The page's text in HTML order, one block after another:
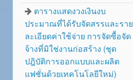
ตารางแสดงวงเงินงบ
ประมาณที่ได้รับจัดสรรและราย
ละเอียดค่าใช้จ่าย การจัดซื้อจัด
จ้างที่มิใช่งานก่อสร้าง (ชุด
ปฎิบัติการออกแบบและผลิต
แฟชั่นด้วยเทคโนโลยีใหม่)